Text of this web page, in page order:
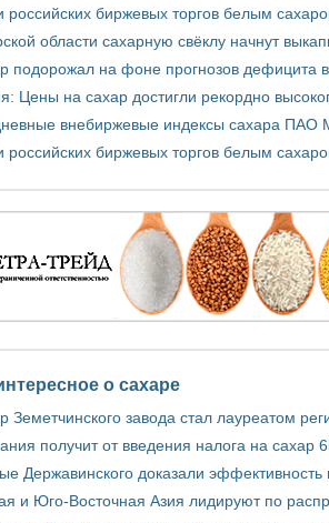
российских биржевых торгов белым
области сахарную свёклу начнут
подорожал на фоне прогнозов дефицита
Цены на сахар достигли рекордно
внебиржевые индексы сахара ПАО
российских биржевых торгов белым
о сахаре
Земетчинского завода стал лауреатом
получит от введения налога на сахар
Державинского доказали
и Юго-Восточная Азия лидируют по